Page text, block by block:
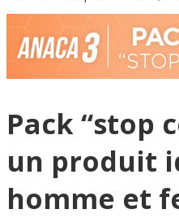
Pack “stop
un produit
homme et